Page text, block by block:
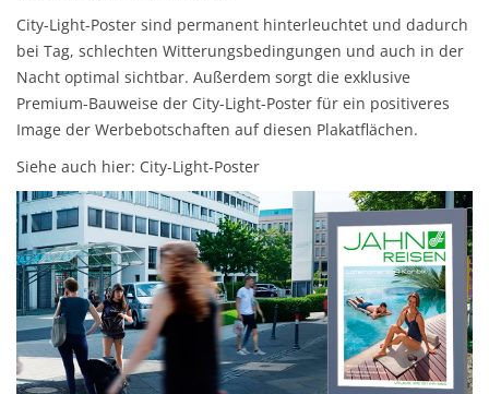
City-Light-Poster sind permanent hinterleuchtet und dadurch
bei Tag, schlechten Witterungsbedingungen und auch in der
Nacht optimal sichtbar. Außerdem sorgt die exklusive
Premium-Bauweise der City-Light-Poster für ein positiveres
Image der Werbebotschaften auf diesen Plakatflächen.
Siehe auch hier: City-Light-Poster